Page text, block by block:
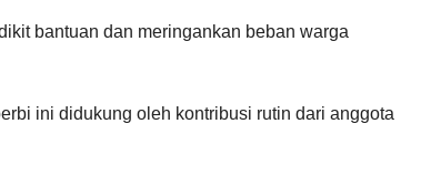
bantuan dan meringankan beban warga
ini didukung oleh kontribusi rutin dari anggota